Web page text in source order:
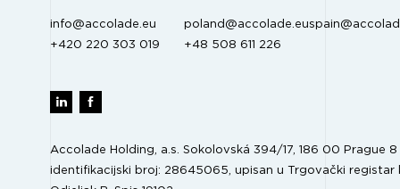
info@accolade.eu
+420 220 303 019
poland@accolade.eu
+48 508 611 226
Accolade Holding, a.s. Sokolovská 394/17, 186 00 Prague 8
identifikacijski broj: 28645065, upisan u Trgovački registar